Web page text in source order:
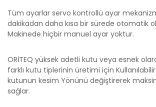
Tüm ayarlar servo kontrollü ayar
dakikadan daha kısa bir sürede otomatik
Makinede hiçbir manuel ayar yoktur.
ORİTEQ yüksek adetli kutu veya esnek
farklı kutu tiplerinin üretimi için
kutunun kesim Yönünü değiştirerek
sağlar.